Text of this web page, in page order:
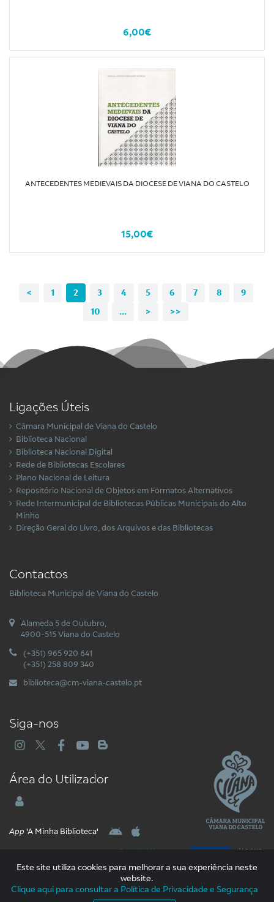
6,00€
ANTECEDENTES MEDIEVAIS DA DIOCESE DE VIANA DO CASTELO
15,00€
< 1 2 3 4 5 6 7 8
9
10
... > >>
Ligações Úteis
Câmara Municipal de Viana do Castelo
Biblioteca Nacional
Biblioteca Nacional Digital
Rede de Bibliotecas Escolares
Plano Nacional de Leitura
Repositório Nacional de Objetos em Formatos Alternativos
Rede Intermunicipal de Bibliotecas Públicas Municipais do Alto
Minho
Direção Geral do Livro, dos Arquivos e das Bibliotecas
Contactos
Biblioteca Municipal de Viana do Castelo
Alameda 5 de Outubro,
4900-515 Viana do Castelo
(+351) 965 920 641
(+351) 258 809 340
biblioteca@cm-viana-castelo.pt
Siga-nos
Área do Utilizador
App 'A Minha Biblioteca'
2026 Libware - Tecnologias de Informação e Documentação. Todos os
Este site utiliza cookies para melhorar a sua experiência neste
website.
Clique aqui para consultar a Política de Privacidade e Segurança